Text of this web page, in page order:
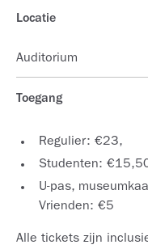
Locatie
Auditorium
Toegang
Regulier: €23,
Studenten:
U-pas,
Vrienden: €5
Alle tickets zijn